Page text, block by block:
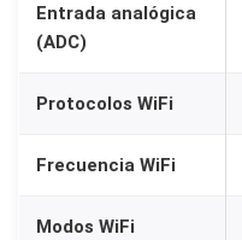
6
N
d
M
Entrada analógica
(ADC)
Protocolos WiFi
Frecuencia WiFi
Modos WiFi